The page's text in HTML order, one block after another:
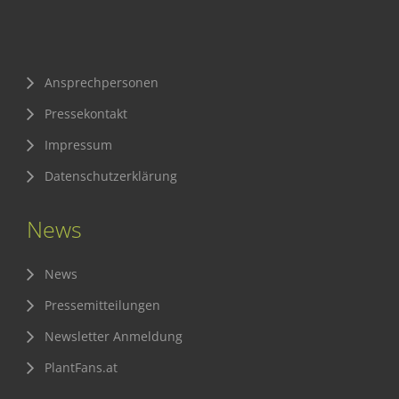
Gesunde Menschen
Entsorgung von Pflanzenschutzmittel-Leergebinden
Die IGP
Zum Verband
Ansprechpersonen
Veranstaltungen & Aktionen
Ansprechpersonen
Pressekontakt
Impressum
Datenschutzerklärung
News
News
Pressemitteilungen
Newsletter Anmeldung
PlantFans.at